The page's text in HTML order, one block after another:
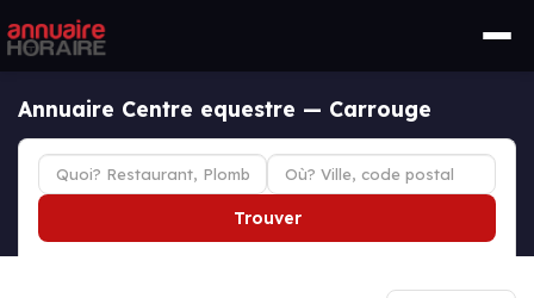
Annuaire Centre equestre — Carrouge
Trouver